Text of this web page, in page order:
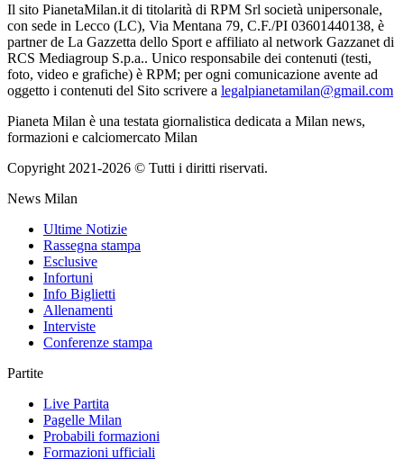
Il sito PianetaMilan.it di titolarità di RPM Srl società unipersonale,
con sede in Lecco (LC), Via Mentana 79, C.F./PI 03601440138, è
partner de La Gazzetta dello Sport e affiliato al network Gazzanet di
RCS Mediagroup S.p.a.. Unico responsabile dei contenuti (testi,
foto, video e grafiche) è RPM; per ogni comunicazione avente ad
oggetto i contenuti del Sito scrivere a legalpianetamilan@gmail.com
Pianeta Milan è una testata giornalistica dedicata a Milan news,
formazioni e calciomercato Milan
Copyright 2021-2026 © Tutti i diritti riservati.
News Milan
Ultime Notizie
Rassegna stampa
Esclusive
Infortuni
Info Biglietti
Allenamenti
Interviste
Conferenze stampa
Partite
Live Partita
Pagelle Milan
Probabili formazioni
Formazioni ufficiali